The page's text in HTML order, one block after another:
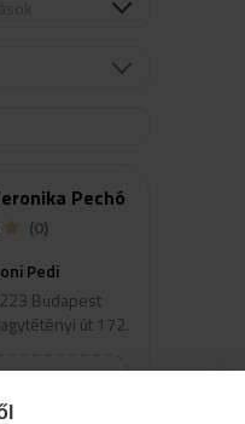
Pechó
(0)
Pedi
Budapest
út 172.